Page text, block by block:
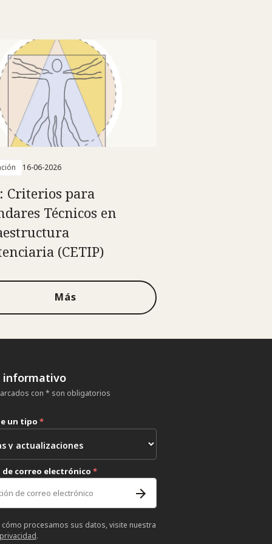
16-06-2026
Criterios para
Técnicos en
(CETIP)
Más
informativo
con * son obligatorios
un tipo *
de correo electrónico *
cómo procesamos sus datos, visite nuestra
.